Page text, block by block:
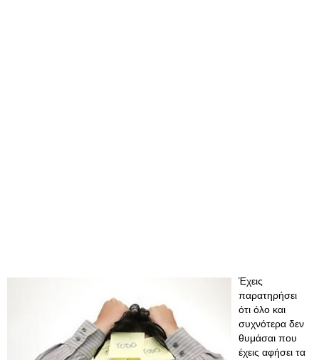
Έχεις
παρατηρήσει
ότι όλο και
συχνότερα δεν
θυμάσαι που
έχεις αφήσει τα